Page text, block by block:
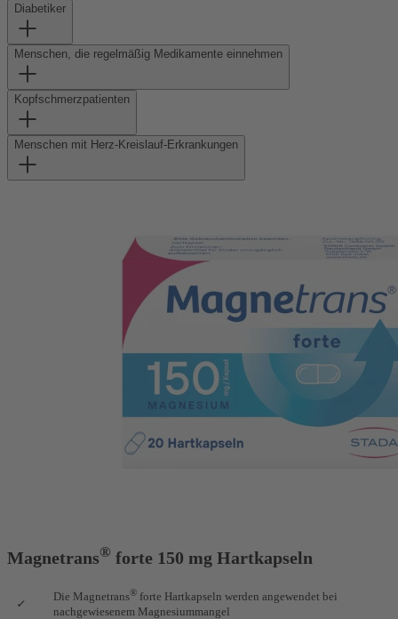
Diabetiker
Menschen, die regelmäßig Medikamente einnehmen
Kopfschmerzpatienten
Menschen mit Herz-Kreislauf-Erkrankungen
Magnetrans® forte 150 mg Hartkapseln
Die Magnetrans® forte Hartkapseln werden angewendet bei
nachgewiesenem Magnesiummangel